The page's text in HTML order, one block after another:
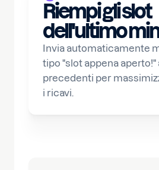
Riempi gli slot
dell'ultimo
Invia automaticamente
tipo "slot appena aperto!"
precedenti per
i ricavi.